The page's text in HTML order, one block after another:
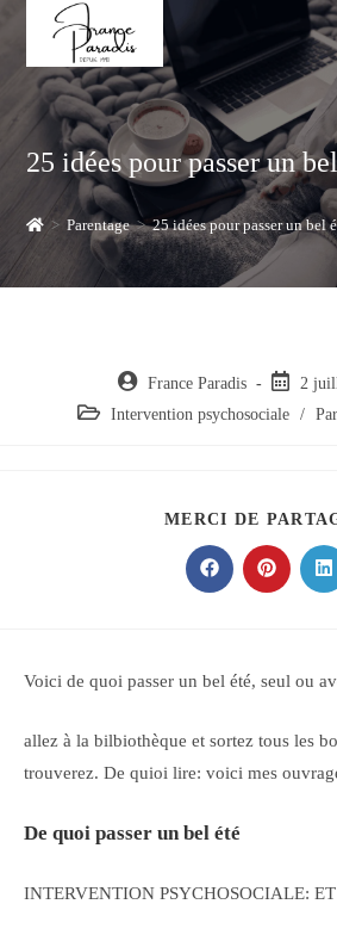
content
25 idées pour passer un
> Parentage > 25 idées pour passer un bel
Auteur/autrice
de
France Paradis
Post
published:
2
Post Intervention psychosociale /
MERCI DE
Ouvrir
dans
Ouvrir
dans
Voici de quoi passer un bel été, seul ou
allez à la bilbiothèque et sortez tous les
trouverez. De quioi lire: voici mes
De quoi passer un bel été
INTERVENTION PSYCHOSOCIALE: